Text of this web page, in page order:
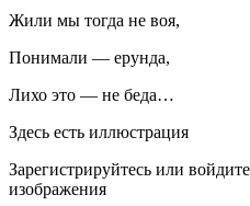
Жили мы тогда не воя,
Понимали — ерунда,
Лихо это — не беда…
Здесь есть иллюстрация
Зарегистрируйтесь или
изображения